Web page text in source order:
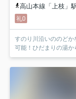
高山本線「上枝」
礼0
すのり川沿いののど
可能！ひだまりの湯か